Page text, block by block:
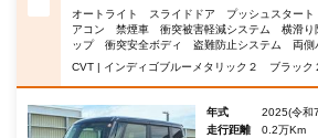
オートライト スライドドア プッシュスター
アコン 禁煙車 衝突被害軽減システム 横滑り
ップ 衝突安全ボディ 盗難防止システム 両側
CVT | インディゴブルーメタリック２ ブラック
年式
2025(令和
走行距離
0.2万Km